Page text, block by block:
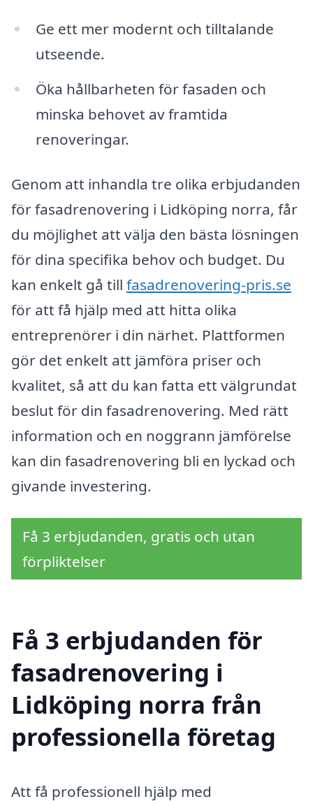
Ge ett mer modernt och tilltalande
utseende.
Öka hållbarheten för fasaden och
minska behovet av framtida
renoveringar.
Genom att inhandla tre olika erbjudanden
för fasadrenovering i Lidköping norra, får
du möjlighet att välja den bästa lösningen
för dina specifika behov och budget. Du
kan enkelt gå till fasadrenovering-pris.se
för att få hjälp med att hitta olika
entreprenörer i din närhet. Plattformen
gör det enkelt att jämföra priser och
kvalitet, så att du kan fatta ett välgrundat
beslut för din fasadrenovering. Med rätt
information och en noggrann jämförelse
kan din fasadrenovering bli en lyckad och
givande investering.
Få 3 erbjudanden, gratis och utan
förpliktelser
Få 3 erbjudanden för
fasadrenovering i
Lidköping norra från
professionella företag
Att få professionell hjälp med